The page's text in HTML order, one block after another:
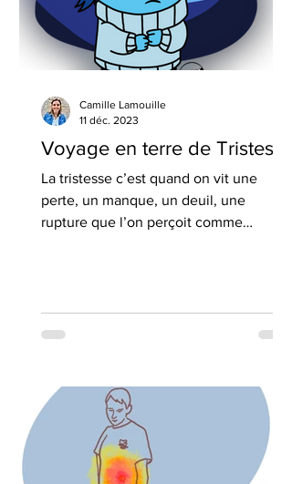
Voyage en terre de Tristesse
La tristesse c’est quand on vit une
perte, un manque, un deuil, une
rupture que l’on perçoit comme
Camille Lamouille
11 déc. 2023